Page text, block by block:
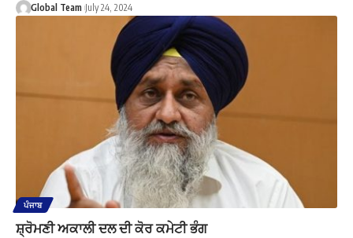
Global Team July 24, 2024
ਪੰਜਾਬ
ਸ਼੍ਰੋਮਣੀ ਅਕਾਲੀ ਦਲ ਦੀ ਕੋਰ ਕਮੇਟੀ ਭੰਗ